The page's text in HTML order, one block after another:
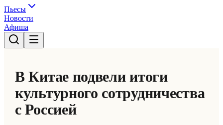
Пьесы
Новости
Афиша
В Китае подвели итоги
культурного сотрудничества
с Россией